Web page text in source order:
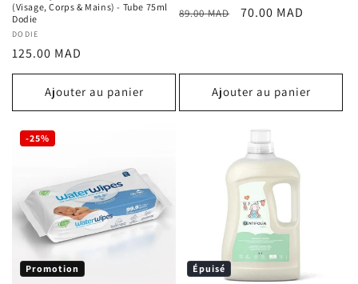
(Visage, Corps & Mains) - Tube 75ml
Dodie
Fournisseur :
DODIE
Prix
habituel
125.00 MAD
Ajouter au panier
Prix
89.00 MAD
Prix
70.00 MAD
Ajouter au panier
-25%
Promotion Épuisé